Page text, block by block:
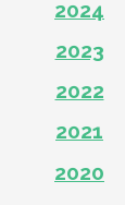
2024
2023
2022
2021
2020